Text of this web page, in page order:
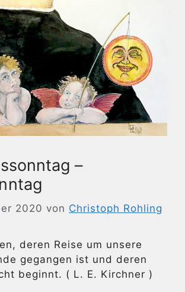
–
2020 von Christoph Rohling
deren Reise um unsere
gegangen ist und deren
beginnt. ( L. E. Kirchner )